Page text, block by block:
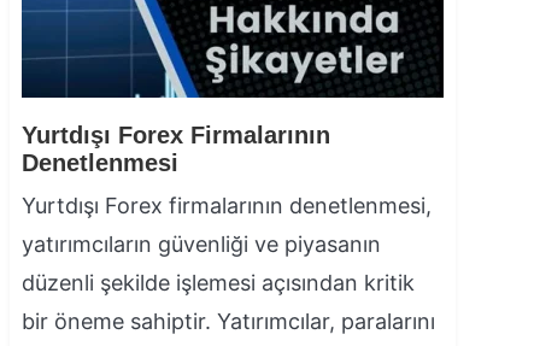
Yurtdışı Forex Firmalarının
Denetlenmesi
Yurtdışı Forex firmalarının denetlenmesi,
yatırımcıların güvenliği ve piyasanın
düzenli şekilde işlemesi açısından kritik
bir öneme sahiptir. Yatırımcılar, paralarını